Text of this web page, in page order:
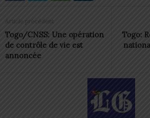
Article précédent
Togo/CNSS: Une opération
de contrôle de vie est
annoncée
Togo: